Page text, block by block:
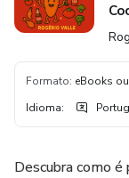
Formato: eBooks
Idioma:
Descubra como